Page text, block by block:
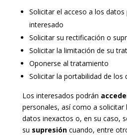
Solicitar el acceso a los
interesado
Solicitar su rectificación o
Solicitar la limitación de su
Oponerse al tratamiento
Solicitar la portabilidad de los
Los interesados podrán
personales, así como a solicitar
datos inexactos o, en su caso,
su supresióncuando, entre